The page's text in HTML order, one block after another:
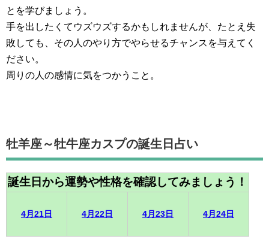
とを学びましょう。
手を出したくてウズウズするかもしれませんが、たとえ失
敗しても、その人のやり方でやらせるチャンスを与えてく
ださい。
周りの人の感情に気をつかうこと。
牡羊座～牡牛座カスプの誕生日占い
誕生日から運勢や性格を確認してみましょう！
4月21日 4月22日 4月23日 4月24日